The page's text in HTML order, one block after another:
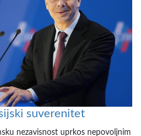
suverenitet
nezavisnost uprkos nepovoljnim